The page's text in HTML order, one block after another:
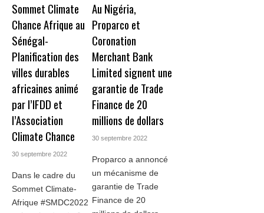
Sommet Climate
Chance Afrique au
Sénégal-
Planification des
villes durables
africaines animé
par l’IFDD et
l’Association
Climate Chance
30 septembre 2022
Dans le cadre du
Sommet Climate-
Afrique #SMDC2022
Au Nigéria,
Proparco et
Coronation
Merchant Bank
Limited signent une
garantie de Trade
Finance de 20
millions de dollars
30 septembre 2022
Proparco a annoncé
un mécanisme de
garantie de Trade
Finance de 20